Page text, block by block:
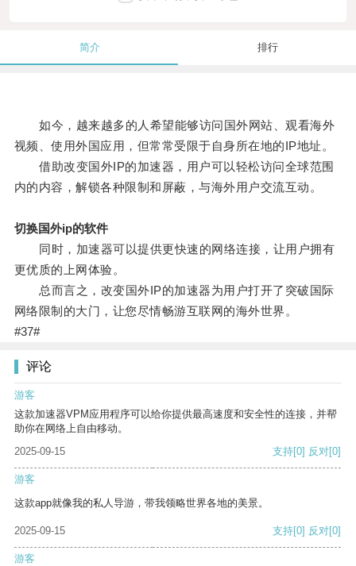
简介 排行
如今，越来越多的人希望能够访问国外网站、观看海外
视频、使用外国应用，但常常受限于自身所在地的IP地址。
借助改变国外IP的加速器，用户可以轻松访问全球范围
内的内容，解锁各种限制和屏蔽，与海外用户交流互动。
切换国外ip的软件
同时，加速器可以提供更快速的网络连接，让用户拥有
更优质的上网体验。
总而言之，改变国外IP的加速器为用户打开了突破国际
网络限制的大门，让您尽情畅游互联网的海外世界。
#37#
评论
游客
这款加速器VPM应用程序可以给你提供最高速度和安全性的连接，并帮
助你在网络上自由移动。
2025-09-15
支持[0] 反对[0]
游客
这款app就像我的私人导游，带我领略世界各地的美景。
2025-09-15 支持[0] 反对[0]
游客